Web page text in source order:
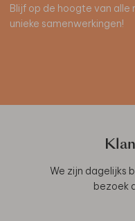
Blijf op de hoogte van
unieke samenwerkingen!
We zijn dagelijks
bezoek